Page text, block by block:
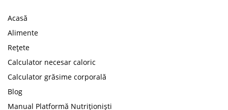
Acasă
Alimente
Rețete
Calculator necesar caloric
Calculator grăsime corporală
Blog
Manual Platformă Nutriționiști